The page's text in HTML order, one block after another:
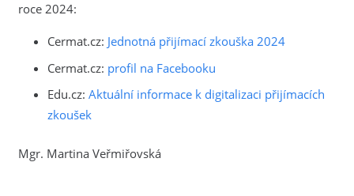
roce 2024:
Cermat.cz: Jednotná přijímací zkouška 2024
Cermat.cz: profil na Facebooku
Edu.cz: Aktuální informace k digitalizaci přijímacích
zkoušek
Mgr. Martina Veřmiřovská